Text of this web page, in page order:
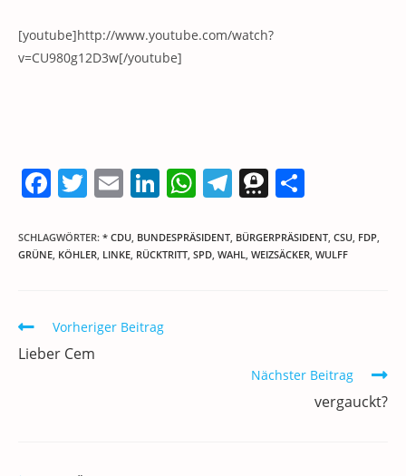
[youtube]http://www.youtube.com/watch?
v=CU980g12D3w[/youtube]
F
c
e
o
o
T
itt
er
E
ai
l
Li
k
e
n
W
at
s
T
e
gr
T
re
e
le
n
SCHLAGWÖRTER: * CDU, BUNDESPRÄSIDENT, BÜRGERPRÄSIDENT, CSU, FDP,
GRÜNE, KÖHLER, LINKE, RÜCKTRITT, SPD, WAHL, WEIZSÄCKER, WULFF
Weitere
Artikel
ansehen
Vorheriger Beitrag
Lieber Cem
Nächster Beitrag
vergauckt?